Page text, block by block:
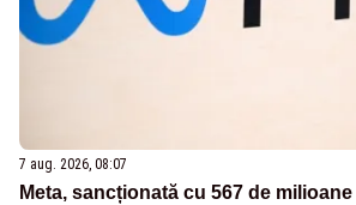
7 aug. 2026, 08:07
Meta, sancționată cu 567 de